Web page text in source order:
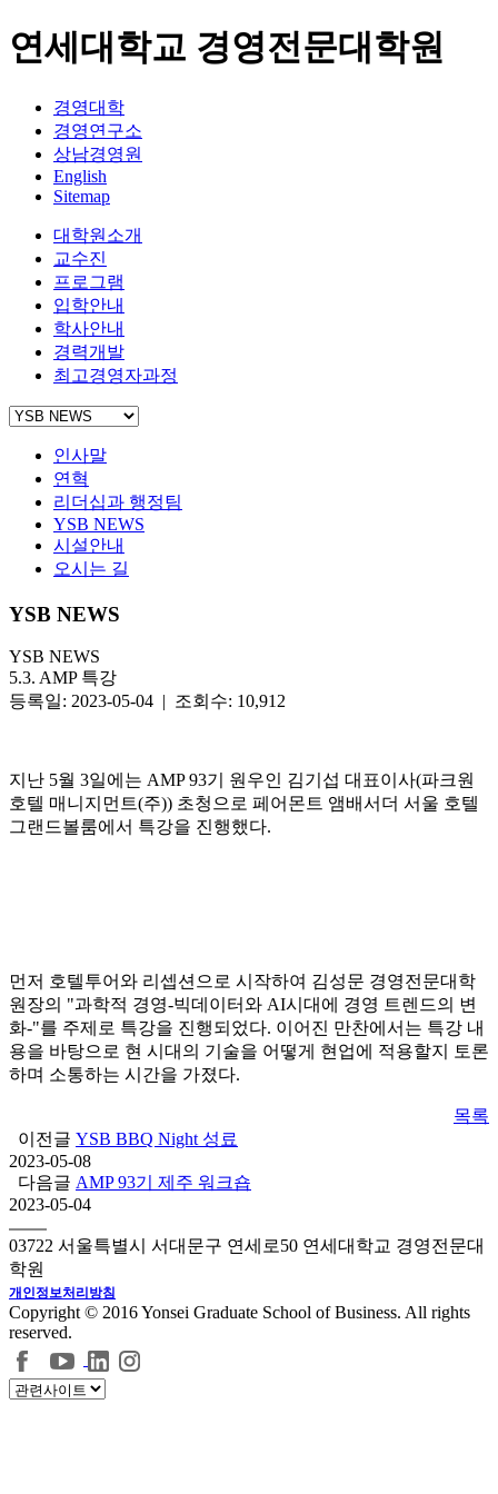
연세대학교 경영전문대학원
경영대학
경영연구소
상남경영원
English
Sitemap
대학원소개
교수진
프로그램
입학안내
학사안내
경력개발
최고경영자과정
인사말
연혁
리더십과 행정팀
YSB NEWS
시설안내
오시는 길
YSB NEWS
YSB NEWS
5.3. AMP 특강
등록일: 2023-05-04 | 조회수: 10,912
지난 5월 3일에는 AMP 93기 원우인 김기섭 대표이사(파크원
호텔 매니지먼트(주)) 초청으로 페어몬트 앰배서더 서울 호텔
그랜드볼룸에서 특강을 진행했다.
먼저 호텔투어와 리셉션으로 시작하여 김성문 경영전문대학
원장의 "과학적 경영-빅데이터와 AI시대에 경영 트렌드의 변
화-"를 주제로 특강을 진행되었다. 이어진 만찬에서는 특강 내
용을 바탕으로 현 시대의 기술을 어떻게 현업에 적용할지 토론
하며 소통하는 시간을 가졌다.
목록
이전글 YSB BBQ Night 성료
2023-05-08
다음글 AMP 93기 제주 워크숍
2023-05-04
03722 서울특별시 서대문구 연세로50 연세대학교 경영전문대
학원
개인정보처리방침
Copyright © 2016 Yonsei Graduate School of Business. All rights
reserved.